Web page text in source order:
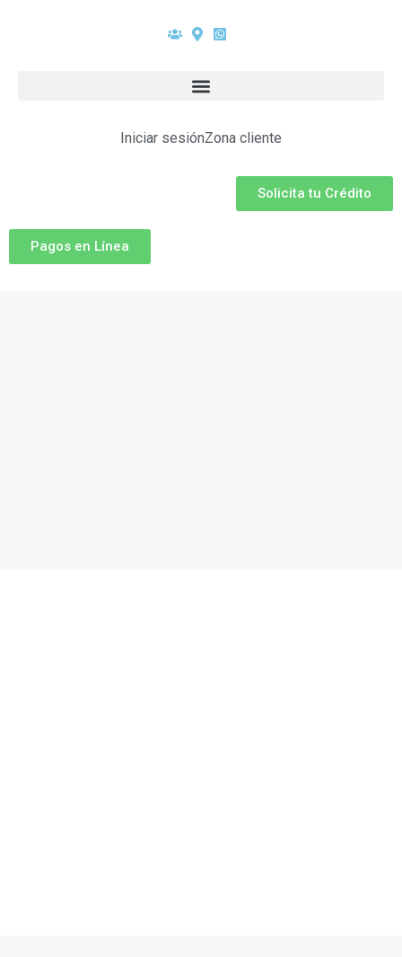
Iniciar sesiónZona cliente
Solicita tu Crédito
Pagos en Línea